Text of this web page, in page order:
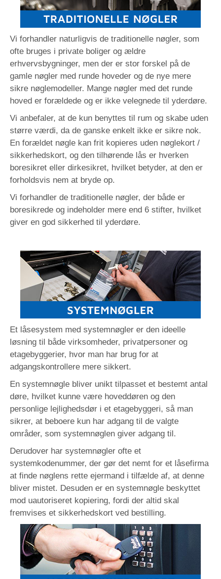
Vi forhandler naturligvis de traditionelle nøgler, som
ofte bruges i private boliger og ældre
erhvervsbygninger, men der er stor forskel på de
gamle nøgler med runde hoveder og de nye mere
sikre nøglemodeller. Mange nøgler med det runde
hoved er forældede og er ikke velegnede til yderdøre.
Vi anbefaler, at de kun benyttes til rum og skabe uden
større værdi, da de ganske enkelt ikke er sikre nok.
En forældet nøgle kan frit kopieres uden nøglekort /
sikkerhedskort, og den tilhørende lås er hverken
boresikret eller dirkesikret, hvilket betyder, at den er
forholdsvis nem at bryde op.
Vi forhandler de traditionelle nøgler, der både er
boresikrede og indeholder mere end 6 stifter, hvilket
giver en god sikkerhed til yderdøre.
Et låsesystem med systemnøgler er den ideelle
løsning til både virksomheder, privatpersoner og
etagebyggerier, hvor man har brug for at
adgangskontrollere mere sikkert.
En systemnøgle bliver unikt tilpasset et bestemt antal
døre, hvilket kunne være hoveddøren og den
personlige lejlighedsdør i et etagebyggeri, så man
sikrer, at beboere kun har adgang til de valgte
områder, som systemnøglen giver adgang til.
Derudover har systemnøgler ofte et
systemkodenummer, der gør det nemt for et låsefirma
at finde nøglens rette ejermand i tilfælde af, at denne
bliver mistet. Desuden er en systemnøgle beskyttet
mod uautoriseret kopiering, fordi der altid skal
fremvises et sikkerhedskort ved bestilling.